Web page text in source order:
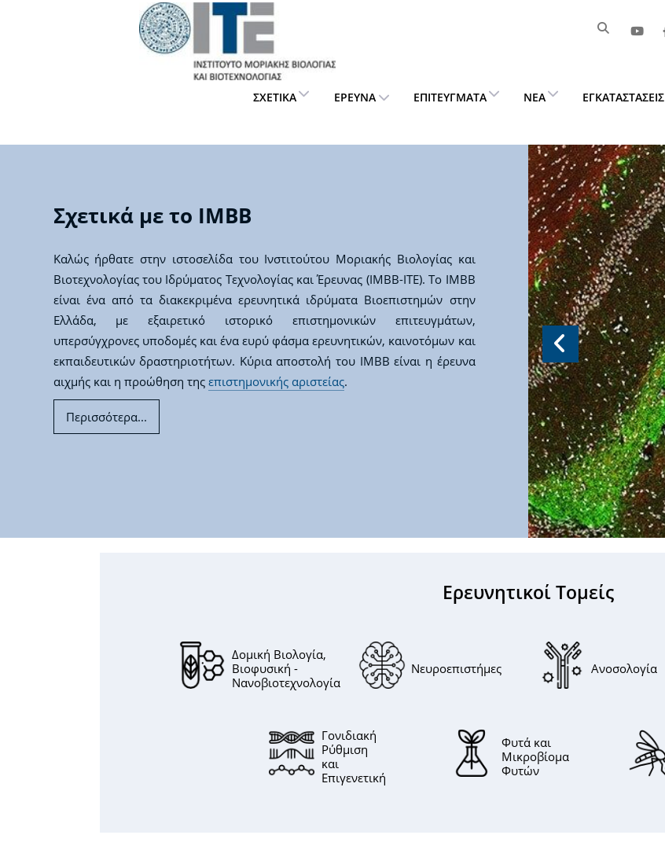
ΣΧΕΤΙΚΆ ΈΡΕΥΝΑ ΕΠΙΤΕΎΓΜΑΤΑ ΝΈΑ ΕΓΚΑΤΑΣΤΆΣΕΙΣ
Σχετικά με το IMBB
Καλώς ήρθατε στην ιστοσελίδα του Ινστιτούτου Μοριακής Βιολογίας και
Βιοτεχνολογίας του Ιδρύματος Τεχνολογίας και Έρευνας (ΙΜΒΒ-ΙΤΕ). Το ΙΜΒΒ
είναι ένα από τα διακεκριμένα ερευνητικά ιδρύματα Βιοεπιστημών στην
Ελλάδα, με εξαιρετικό ιστορικό επιστημονικών επιτευγμάτων,
υπερσύγχρονες υποδομές και ένα ευρύ φάσμα ερευνητικών, καινοτόμων και
εκπαιδευτικών δραστηριοτήτων. Κύρια αποστολή του ΙΜΒΒ είναι η έρευνα
αιχμής και η προώθηση της επιστημονικής αριστείας.
Περισσότερα...
Ερευνητικοί Τομείς
Δομική Βιολογία,
Βιοφυσική -
Νανοβιοτεχνολογία
Νευροεπιστήμες Ανοσολογία
Γονιδιακή
Ρύθμιση
και
Επιγενετική
Φυτά και
Μικροβίομα
Φυτών